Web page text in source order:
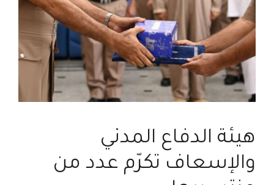
هيئة الدفاع المدني
والإسعاف تكرّم عدد من